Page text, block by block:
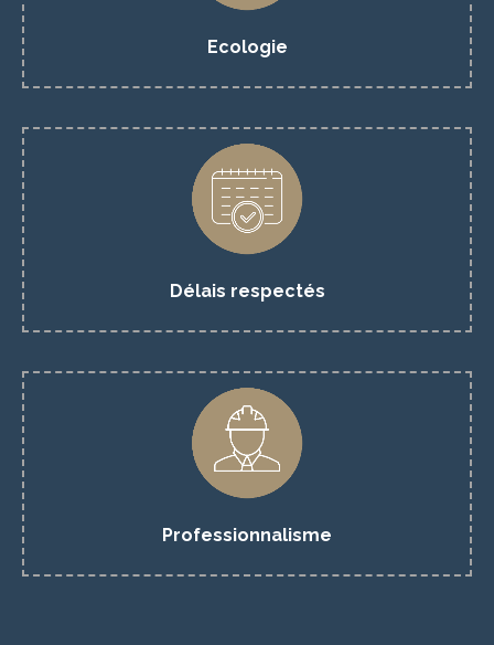
Ecologie
Délais respectés
Nous respectons les délais d'intervention annoncés pour
votre nettoyage moquette
Professionnalisme
Nous travaillons sur devis ferme et définitif. L’équipe de
nettoyage moquette est composée uniquement de
personnel qualifié.
OBTENIR UN DEVIS